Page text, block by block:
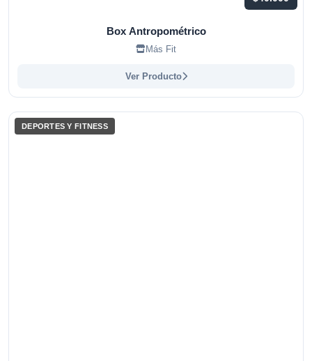
Box Antropométrico
Más Fit
Ver Producto
DEPORTES Y FITNESS